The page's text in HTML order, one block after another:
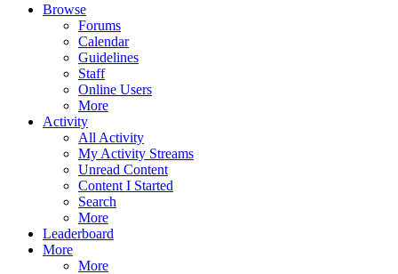
Browse
Forums
Calendar
Guidelines
Staff
Online Users
More
Activity
All Activity
My Activity Streams
Unread Content
Content I Started
Search
More
Leaderboard
More
More